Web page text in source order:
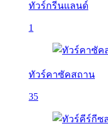
ทัวร์กรีนแลนด์
1
ทัวร์คาซัคสถาน
35